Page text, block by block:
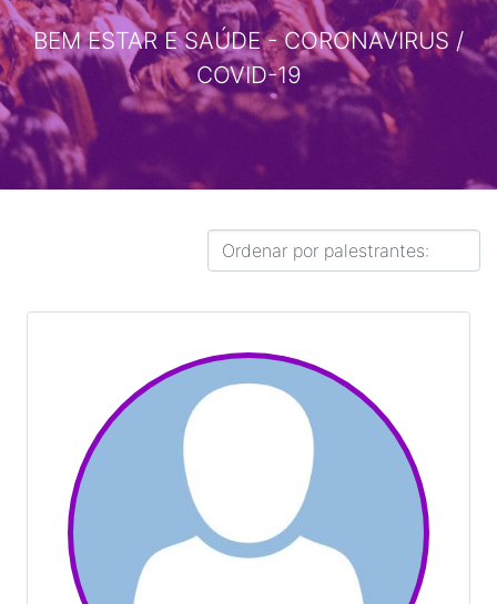
Palestrantes
Programa
Online
Orçamento
BEM ESTAR E SAÚDE - CORONAVIRUS /
COVID-19